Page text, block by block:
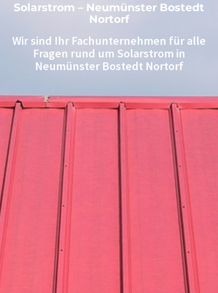
Solarstrom – Neumünster Bostedt
Nortorf
Wir sind Ihr Fachunternehmen für alle
Fragen rund um Solarstrom in
Neumünster Bostedt Nortorf